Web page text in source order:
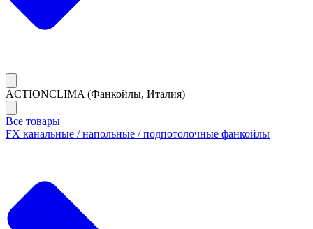
ACTIONCLIMA (Фанкойлы, Италия)
Все товары
FX канальные / напольные / подпотолочные фанкойлы